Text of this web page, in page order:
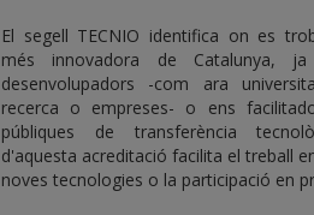
El segell TECNIO identifica on es
més innovadora de Catalunya,
desenvolupadors -com ara
recerca o empreses- o ens
públiques de transferència
d'aquesta acreditació facilita el treball
noves tecnologies o la participació en